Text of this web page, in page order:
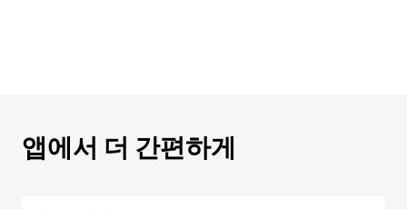
앱에서 더 간편하게